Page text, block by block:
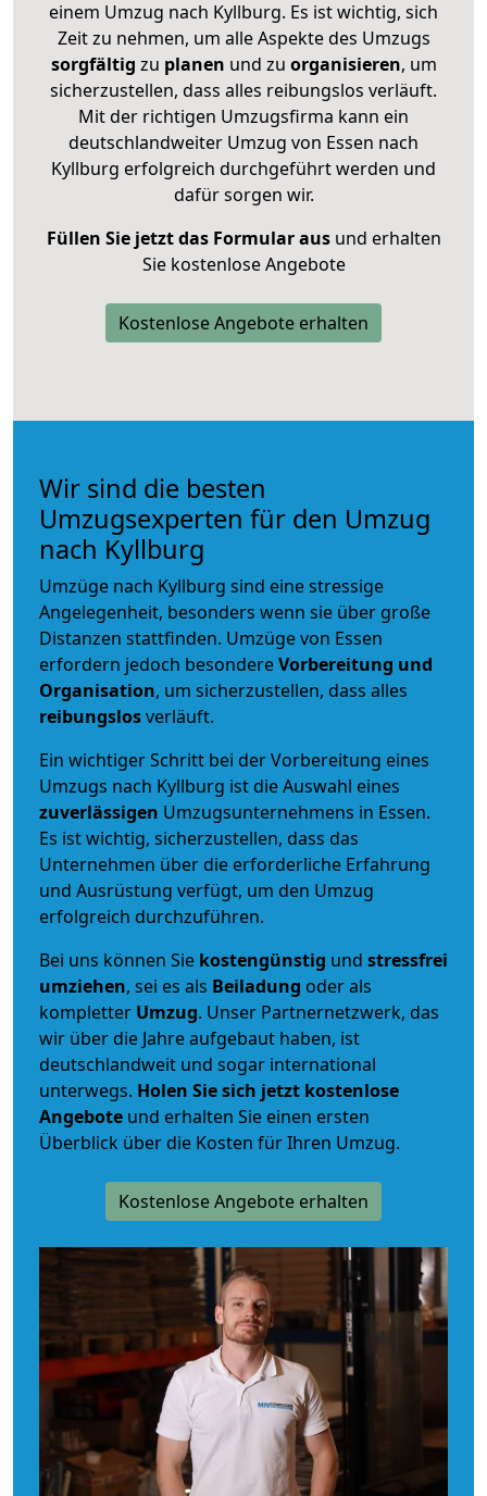
einem Umzug nach Kyllburg. Es ist wichtig, sich
Zeit zu nehmen, um alle Aspekte des Umzugs
sorgfältig zu planen und zu organisieren, um
sicherzustellen, dass alles reibungslos verläuft.
Mit der richtigen Umzugsfirma kann ein
deutschlandweiter Umzug von Essen nach
Kyllburg erfolgreich durchgeführt werden und
dafür sorgen wir.
Füllen Sie jetzt das Formular ausund erhalten
Sie kostenlose Angebote
Kostenlose Angebote erhalten
Wir sind die besten
Umzugsexperten für den Umzug
nach Kyllburg
Umzüge nach Kyllburg sind eine stressige
Angelegenheit, besonders wenn sie über große
Distanzen stattfinden. Umzüge von Essen
erfordern jedoch besondereVorbereitung und
Organisation, um sicherzustellen, dass alles
reibungslosverläuft.
Ein wichtiger Schritt bei der Vorbereitung eines
Umzugs nach Kyllburg ist die Auswahl eines
zuverlässigen Umzugsunternehmens in Essen.
Es ist wichtig, sicherzustellen, dass das
Unternehmen über die erforderliche Erfahrung
und Ausrüstung verfügt, um den Umzug
erfolgreich durchzuführen.
Bei uns können Sie kostengünstig und stressfrei
umziehen, sei es als Beiladung oder als
kompletter Umzug. Unser Partnernetzwerk, das
wir über die Jahre aufgebaut haben, ist
deutschlandweit und sogar international
unterwegs. Holen Sie sich jetzt kostenlose
Angebote und erhalten Sie einen ersten
Überblick über die Kosten für Ihren Umzug.
Kostenlose Angebote erhalten